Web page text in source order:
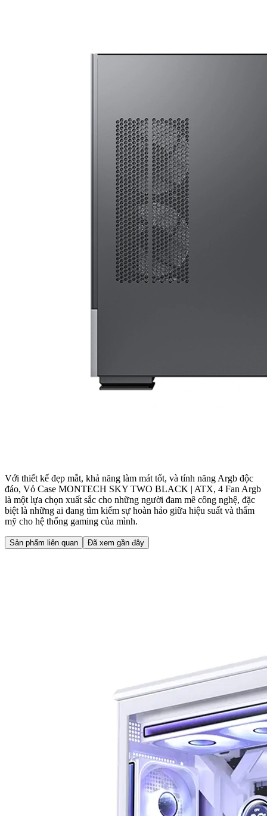
Với thiết kế đẹp mắt, khả năng làm mát tốt, và tính năng Argb độc
đáo, Vỏ Case MONTECH SKY TWO BLACK | ATX, 4 Fan Argb
là một lựa chọn xuất sắc cho những người đam mê công nghệ, đặc
biệt là những ai đang tìm kiếm sự hoàn hảo giữa hiệu suất và thẩm
mỹ cho hệ thống gaming của mình.
Sản phẩm liên quan Đã xem gần đây